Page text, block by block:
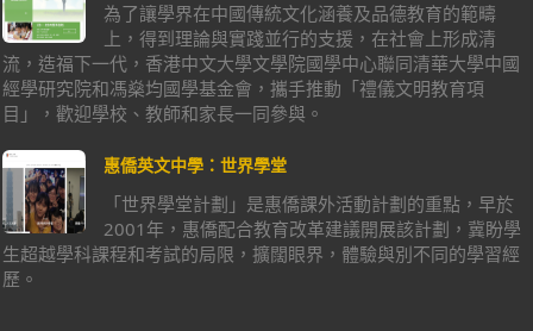
為了讓學界在中國傳統文化涵養及品德教育的範疇
上，得到理論與實踐並行的支援，在社會上形成清
流，造福下一代，香港中文大學文學院國學中心聯同清華大學中國
經學研究院和馮燊均國學基金會，攜手推動「禮儀文明教育項
目」，歡迎學校、教師和家長一同參與。
惠僑英文中學：世界學堂
「世界學堂計劃」是惠僑課外活動計劃的重點，早於
2001年，惠僑配合教育改革建議開展該計劃，冀盼學
生超越學科課程和考試的局限，擴闊眼界，體驗與別不同的學習經
歷。